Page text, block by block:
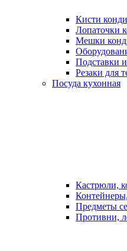
Кисти
Лопаточки
Мешки
Подставки
Резаки для
Посуда кухонная
Кастрюли,
Предметы
Противни,